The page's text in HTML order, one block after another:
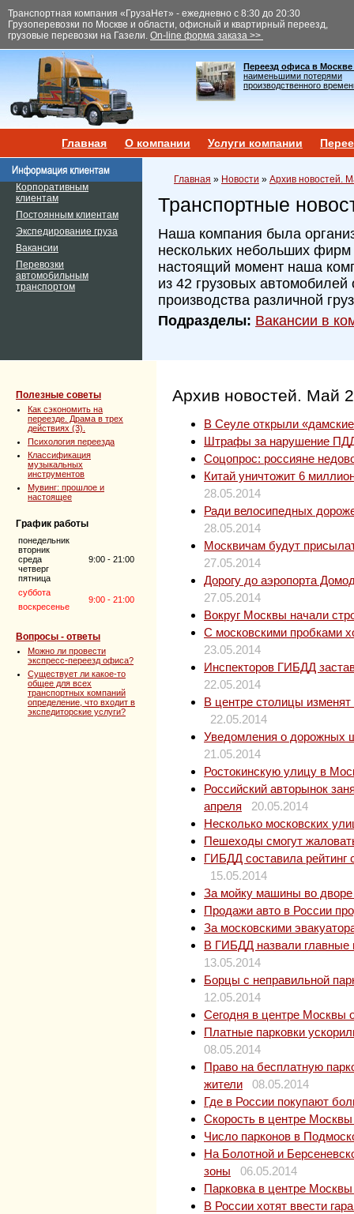
Транспортная компания «ГрузаНет» - ежедневно с 8:30 до 20:30
Грузоперевозки по Москве и области, офисный и квартирный переезд,
грузовые перевозки на Газели. On-line форма заказа >>
Переезд офиса в Москве
наименьшими потерями
производственного
Главная О компании Услуги компании
Корпоративным
клиентам
Постоянным клиентам
Экспедирование груза
Вакансии
Перевозки
автомобильным
транспортом
Главная » Новости » Архив новостей.
Транспортные
Наша компания была
нескольких небольших фирм
настоящий момент наша
из 42 грузовых автомобилей
производства различной
Подразделы: Вакансии в
Полезные советы
Как сэкономить на
переезде. Драма в трех
действиях (3).
Психология переезда
Классификация
музыкальных
инструментов
Мувинг: прошлое и
настоящее
График работы
понедельник
вторник
среда
четверг
пятница
9:00 - 21:00
суббота
9:00 - 21:00
воскресенье
Вопросы - ответы
Можно ли провести
экспресс-переезд офиса?
Существует ли какое-то
общее для всех
транспортных компаний
определение, что входит в
экспедиторские услуги?
Архив новостей. Май
В Сеуле открыли
Штрафы за нарушение ПДД
Соцопрос: россияне
Китай уничтожит 6
28.05.2014
Ради велосипедных
28.05.2014
Москвичам будут
27.05.2014
Дорогу до аэропорта
27.05.2014
Вокруг Москвы начали
С московскими пробками
23.05.2014
Инспекторов ГИБДД
22.05.2014
В центре столицы
22.05.2014
Уведомления о дорожных
21.05.2014
Ростокинскую улицу в
Российский авторынок
апреля
20.05.2014
Несколько московских
Пешеходы смогут
ГИБДД составила
15.05.2014
За мойку машины во
Продажи авто в России
За московскими
В ГИБДД назвали главные
13.05.2014
Борцы с неправильной
12.05.2014
Сегодня в центре Москвы
Платные парковки
08.05.2014
Право на бесплатную
жители
08.05.2014
Где в России покупают
Скорость в центре Москвы
Число парконов в
На Болотной и
зоны
06.05.2014
Парковка в центре
В России хотят ввести